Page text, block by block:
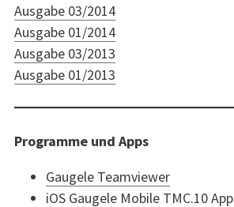
Ausgabe 03/2014
Ausgabe 01/2014
Ausgabe 03/2013
Ausgabe 01/2013
Programme und Apps
Gaugele Teamviewer
iOS Gaugele Mobile TMC.10 App